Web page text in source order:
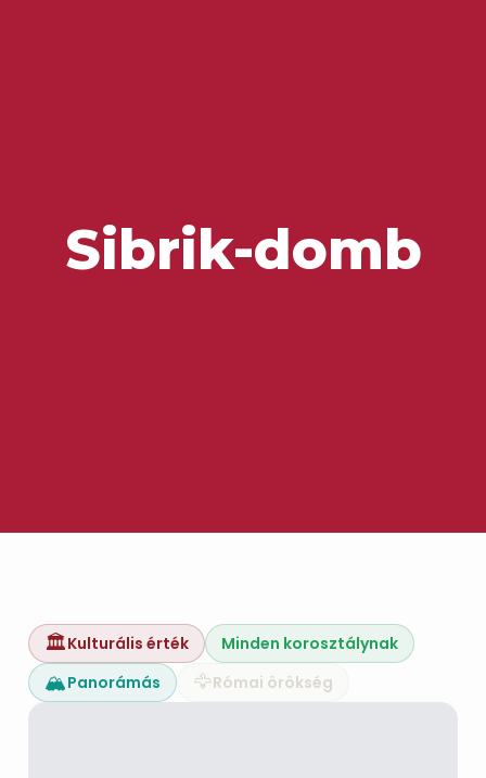
Sibrik-domb
🏛️Kulturális érték Minden korosztálynak
🏔️Panorámás 🦅Római örökség